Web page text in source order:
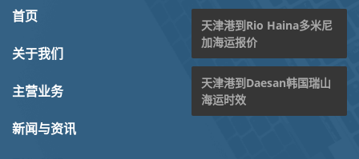
首页
关于我们
主营业务
新闻与资讯
天津港到Rio Haina多米尼
加海运报价
天津港到Daesan韩国瑞山
海运时效